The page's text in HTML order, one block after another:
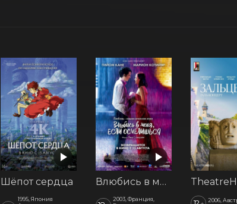
Шёпот сердца
1995, Япония
Влюбись в меня, если осмелишься
2003, Франция,
2006,